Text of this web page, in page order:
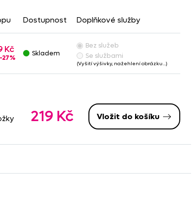
Dostupnost Doplňkové služby
Kč
-27%
Skladem
Bez služeb
Se službami
(Vyšití výšivky, nažehlení obrázku…)
219 Kč Vložit do košíku